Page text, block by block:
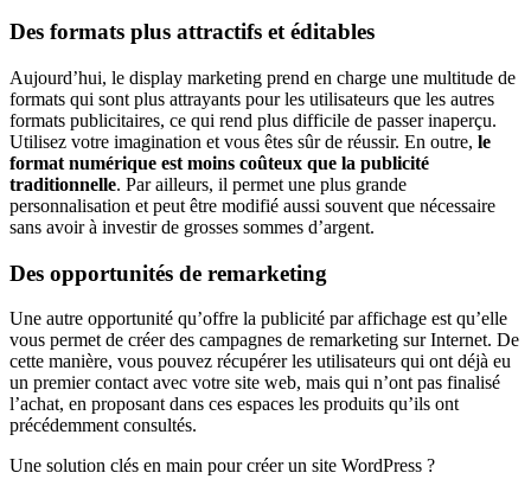
Des formats plus attractifs et éditables
Aujourd’hui, le display marketing prend en charge une multitude de
formats qui sont plus attrayants pour les utilisateurs que les autres
formats publicitaires, ce qui rend plus difficile de passer inaperçu.
Utilisez votre imagination et vous êtes sûr de réussir. En outre, le
format numérique est moins coûteux que la publicité
traditionnelle. Par ailleurs, il permet une plus grande
personnalisation et peut être modifié aussi souvent que nécessaire
sans avoir à investir de grosses sommes d’argent.
Des opportunités de remarketing
Une autre opportunité qu’offre la publicité par affichage est qu’elle
vous permet de créer des campagnes de remarketing sur Internet. De
cette manière, vous pouvez récupérer les utilisateurs qui ont déjà eu
un premier contact avec votre site web, mais qui n’ont pas finalisé
l’achat, en proposant dans ces espaces les produits qu’ils ont
précédemment consultés.
Une solution clés en main pour créer un site WordPress ?